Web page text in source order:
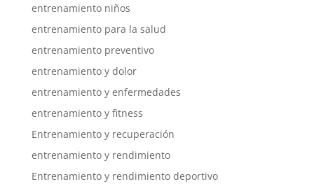
entrenamiento niños
entrenamiento para la salud
entrenamiento preventivo
entrenamiento y dolor
entrenamiento y enfermedades
entrenamiento y fitness
Entrenamiento y recuperación
entrenamiento y rendimiento
Entrenamiento y rendimiento deportivo